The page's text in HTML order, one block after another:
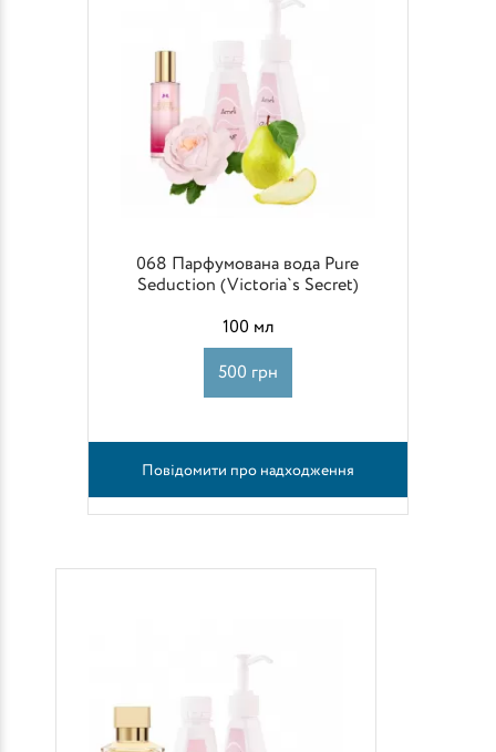
068 Парфумована вода Pure
Seduction (Victoria`s Secret)
100 мл
500 грн
Повідомити про надходження